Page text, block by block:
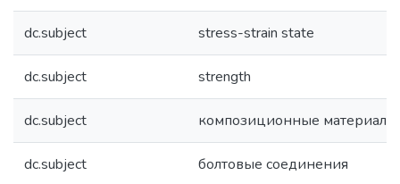
dc.subject stress-strain state
dc.subject strength
dc.subject композиционные материалы
dc.subject болтовые соединения